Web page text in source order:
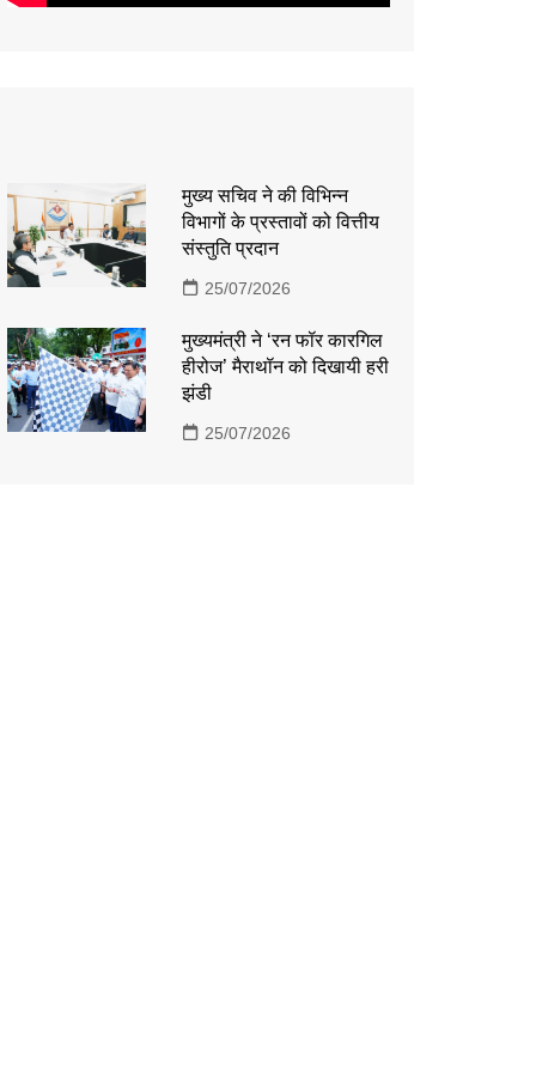
मुख्य सचिव ने की विभिन्न
विभागों के प्रस्तावों को वित्तीय
संस्तुति प्रदान
25/07/2026
मुख्यमंत्री ने ‘रन फॉर कारगिल
हीरोज’ मैराथॉन को दिखायी हरी
झंडी
25/07/2026